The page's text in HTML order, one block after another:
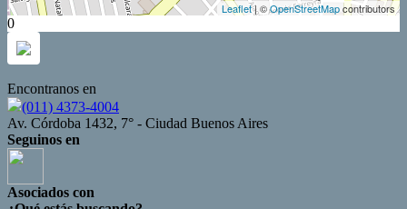
Leaflet| ©OpenStreetMapcontributors
0
Encontranos en
(011) 4373-4004
Av. Córdoba 1432, 7° - Ciudad Buenos Aires
Seguinos en
Asociados con